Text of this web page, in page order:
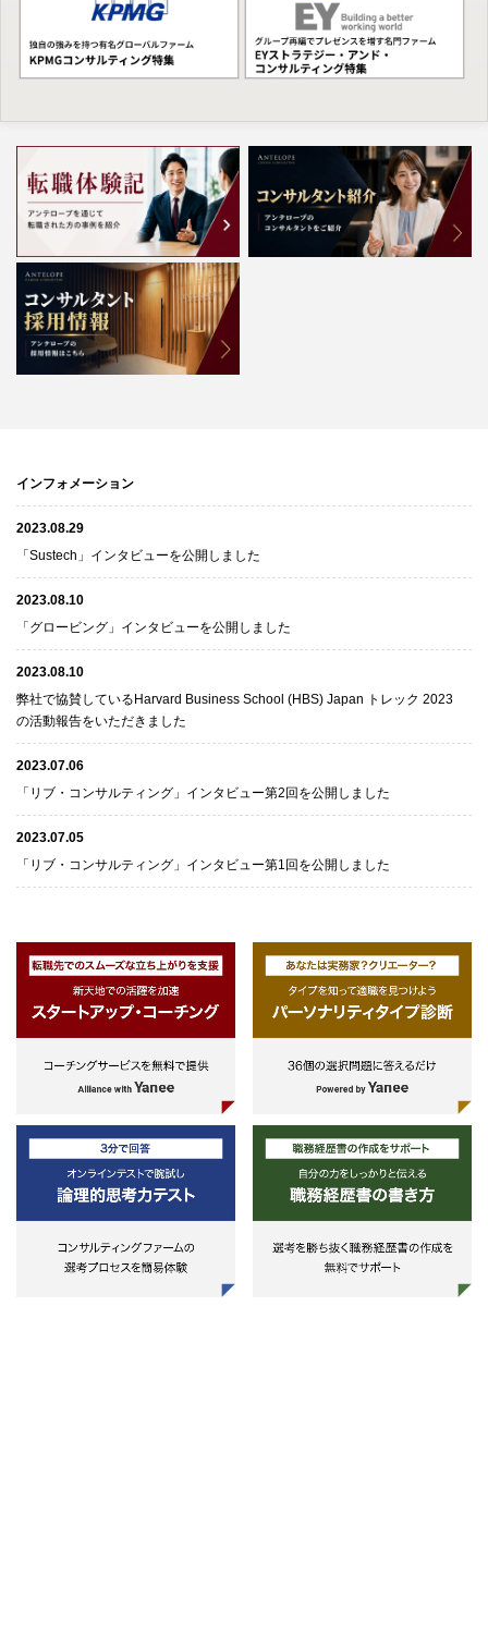
インフォメーション
2023.08.29
「Sustech」インタビューを公開しました
2023.08.10
「グロービング」インタビューを公開しました
2023.08.10
弊社で協賛しているHarvard Business School (HBS) Japan トレック 2023
の活動報告をいただきました
2023.07.06
「リブ・コンサルティング」インタビュー第2回を公開しました
2023.07.05
「リブ・コンサルティング」インタビュー第1回を公開しました